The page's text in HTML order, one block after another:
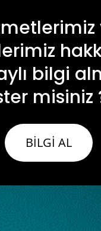
bilgi
misiniz
BİLGİ AL